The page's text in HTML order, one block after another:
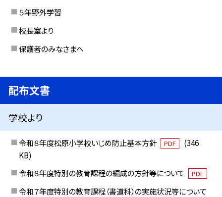
５年野外学習
校長室より
保護者のみなさまへ
配布文書
学校より
令和８年度松原小学校いじめ防止基本方針 PDF
(346
KB)
令和８年度特別の教育課程の編成の方針等について
PDF
令和７年度特別の教育課程（書道科）の実施状況等について